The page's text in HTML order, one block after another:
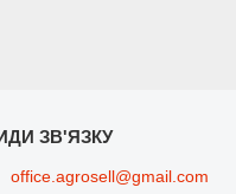
office.agrosell@gmail.com